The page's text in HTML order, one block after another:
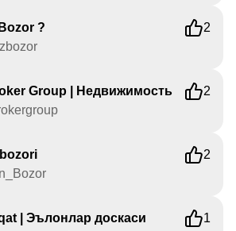
?
2
Group | Недвижимость
2
2
| Эълонлар доскаси
1